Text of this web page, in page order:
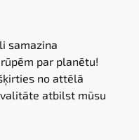
samazina
par planētu!
no attēlā
atbilst mūsu